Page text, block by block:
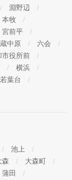
淵野辺
本牧
宮前平
中原
六会
市役所前
横浜
若葉台
池上
森
大森町
蒲田